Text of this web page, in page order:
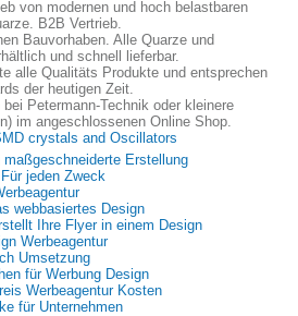
von modernen und hoch belastbaren
B2B Vertrieb.
Bauvorhaben. Alle Quarze und
und schnell lieferbar.
alle Qualitäts Produkte und entsprechen
der heutigen Zeit.
Petermann-Technik oder kleinere
im angeschlossenen Online Shop.
crystals and Oscillators
Erstellung
jeden Zweck
webbasiertes Design
Ihre Flyer in einem Design
Werbeagentur
Umsetzung
für Werbung Design
Werbeagentur Kosten
für Unternehmen